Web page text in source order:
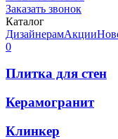
Заказать звонок
Каталог
ДизайнерамАкции
0
Плитка для стен
Керамогранит
Клинкер